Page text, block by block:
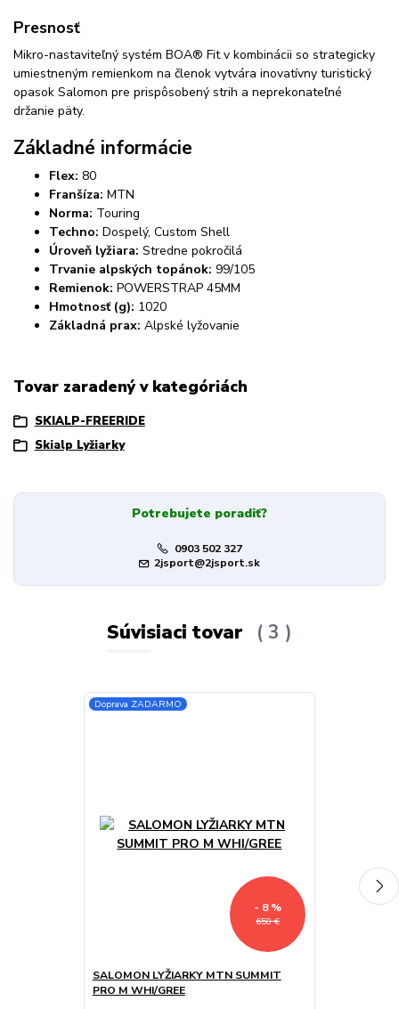
Presnosť
Mikro-nastaviteľný systém BOA® Fit v kombinácii so strategicky
umiestneným remienkom na členok vytvára inovatívny turistický
opasok Salomon pre prispôsobený strih a neprekonateľné
držanie päty.
Základné informácie
Flex: 80
Franšíza: MTN
Norma: Touring
Techno: Dospelý, Custom Shell
Úroveň lyžiara: Stredne pokročilá
Trvanie alpských topánok: 99/105
Remienok: POWERSTRAP 45MM
Hmotnosť (g): 1020
Základná prax: Alpské lyžovanie
Tovar zaradený v kategóriách
SKIALP-FREERIDE
Skialp Lyžiarky
Potrebujete poradiť?
0903 502 327
2jsport@2jsport.sk
Súvisiaci tovar 3
Doprava ZADARMO
650 €
- 8 %
SALOMON LYŽIARKY MTN SUMMIT
PRO M WHI/GREE